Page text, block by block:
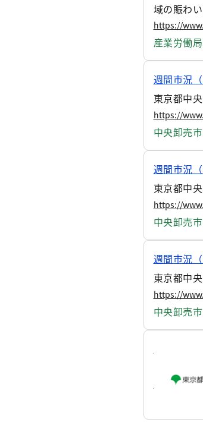
域の賑わ
グのイベ
https://
産業労働局
週間市況（
東京都中
https://
中央卸売
週間市況（
東京都中
https://
中央卸売
週間市況（
東京都中
https://
中央卸売
令和6年
https://